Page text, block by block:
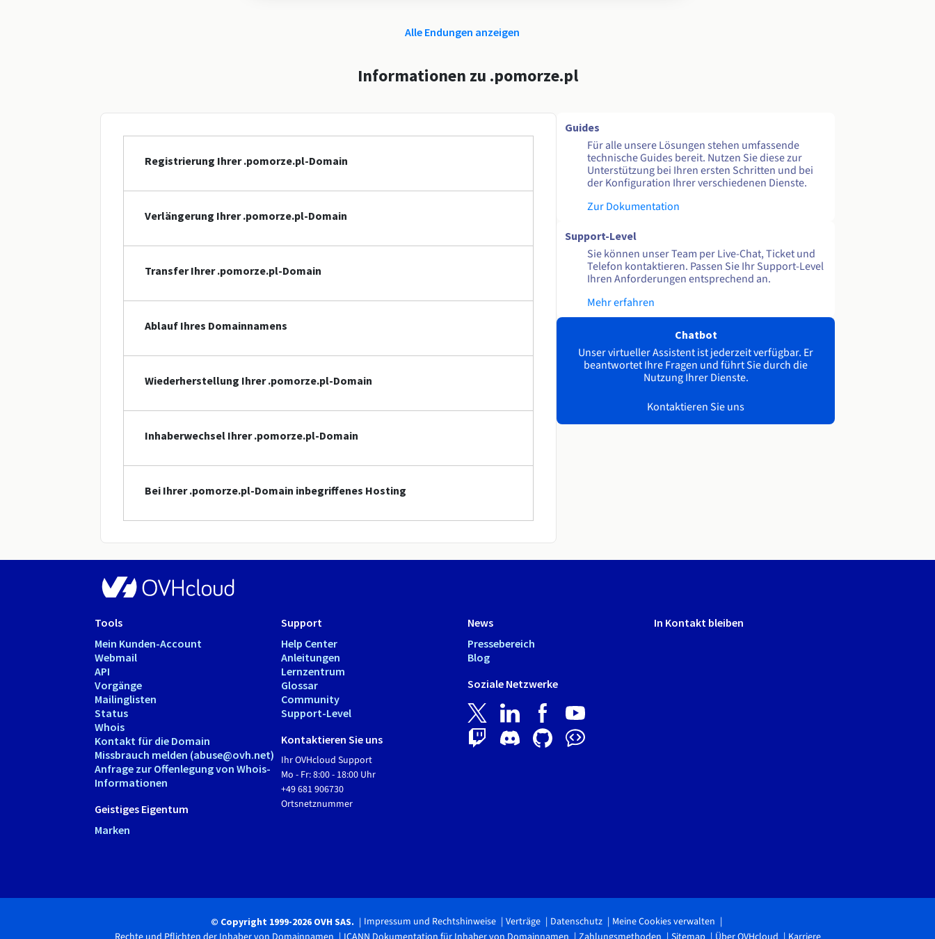
Alle Endungen anzeigen
Informationen zu .pomorze.pl
Registrierung Ihrer .pomorze.pl-Domain
Verlängerung Ihrer .pomorze.pl-Domain
Transfer Ihrer .pomorze.pl-Domain
Ablauf Ihres Domainnamens
Wiederherstellung Ihrer .pomorze.pl-Domain
Inhaberwechsel Ihrer .pomorze.pl-Domain
Bei Ihrer .pomorze.pl-Domain inbegriffenes Hosting
Guides
Für alle unsere Lösungen stehen umfassende
technische Guides bereit. Nutzen Sie diese zur
Unterstützung bei Ihren ersten Schritten und bei
der Konfiguration Ihrer verschiedenen Dienste.
Zur Dokumentation
Support-Level
Sie können unser Team per Live-Chat, Ticket und
Telefon kontaktieren. Passen Sie Ihr Support-Level
Ihren Anforderungen entsprechend an.
Mehr erfahren
Chatbot
Unser virtueller Assistent ist jederzeit verfügbar. Er
beantwortet Ihre Fragen und führt Sie durch die
Nutzung Ihrer Dienste.
Kontaktieren Sie uns
Tools
Mein Kunden-Account
Webmail
API
Vorgänge
Mailinglisten
Status
Whois
Kontakt für die Domain
Missbrauch melden (abuse@ovh.net)
Anfrage zur Offenlegung von Whois-
Informationen
Geistiges Eigentum
Marken
Support
Help Center
Anleitungen
Lernzentrum
Glossar
Community
Support-Level
Kontaktieren Sie uns
Ihr OVHcloud Support
Mo - Fr: 8:00 - 18:00 Uhr
+49 681 906730
Ortsnetznummer
News
Pressebereich
Blog
Soziale Netzwerke
In Kontakt bleiben
© Copyright 1999-2026 OVH SAS. Impressum und Rechtshinweise Verträge Datenschutz
Meine Cookies verwalten